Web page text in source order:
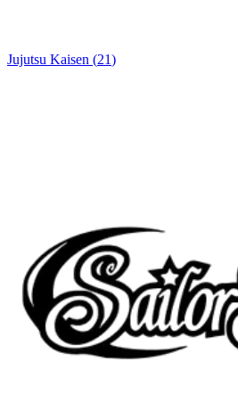
Jujutsu Kaisen (21)